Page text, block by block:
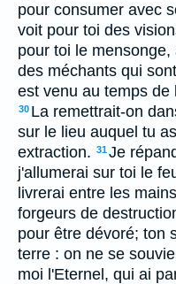
pour consumer avec
voit pour toi des
pour toi le
des méchants qui
est venu au temps de
30 La remettrait-on
sur le lieu auquel tu
extraction. 31Je
j'allumerai sur toi le
livrerai entre les
forgeurs de
pour être dévoré; ton
terre : on ne se
moi l'Eternel, qui ai